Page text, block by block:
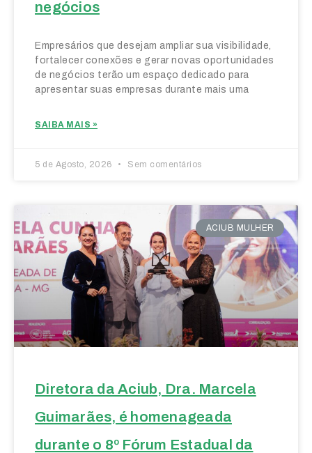
negócios
Empresários que desejam ampliar sua visibilidade,
fortalecer conexões e gerar novas oportunidades
de negócios terão um espaço dedicado para
apresentar suas empresas durante mais uma
SAIBA MAIS »
5 de Agosto, 2026 Sem comentários
ACIUB MULHER
Diretora da Aciub, Dra. Marcela
Guimarães, é homenageada
durante o 8º Fórum Estadual da